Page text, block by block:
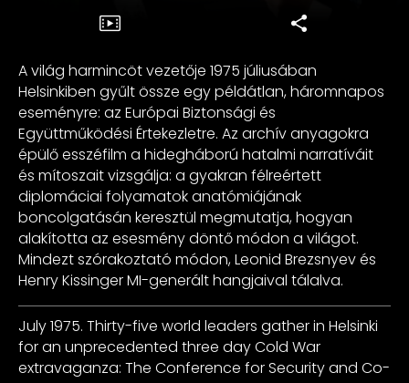
A világ harmincöt vezetője 1975 júliusában
Helsinkiben gyűlt össze egy példátlan, háromnapos
eseményre: az Európai Biztonsági és
Együttműködési Értekezletre. Az archív anyagokra
épülő esszéfilm a hidegháború hatalmi narratíváit
és mítoszait vizsgálja: a gyakran félreértett
diplomáciai folyamatok anatómiájának
boncolgatásán keresztül megmutatja, hogyan
alakította az esesmény döntő módon a világot.
Mindezt szórakoztató módon, Leonid Brezsnyev és
Henry Kissinger MI-generált hangjaival tálalva.
July 1975. Thirty-five world leaders gather in Helsinki
for an unprecedented three day Cold War
extravaganza: The Conference for Security and Co-